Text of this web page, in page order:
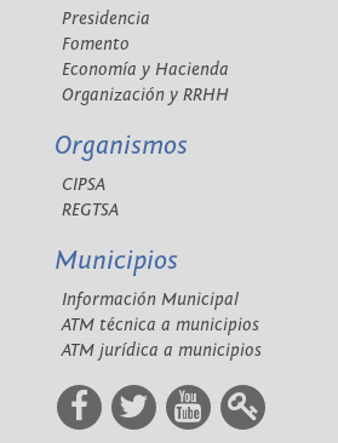
Presidencia
Fomento
Economía y Hacienda
Organización y RRHH
Organismos
CIPSA
REGTSA
Municipios
Información Municipal
ATM técnica a municipios
ATM jurídica a municipios